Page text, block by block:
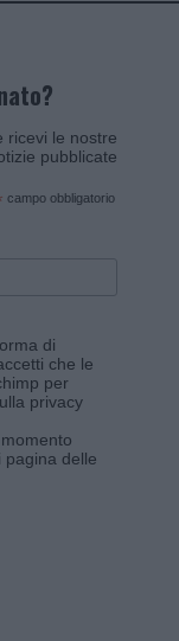
ricevi le nostre
pubblicate
campo obbligatorio
di
che le
per
privacy
pagina delle